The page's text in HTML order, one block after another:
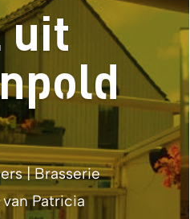
uit
| Brasserie
Patricia